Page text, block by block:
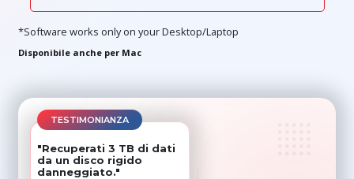
*Software works only on your Desktop/Laptop
Disponibile anche per Mac
TESTIMONIANZA
"Recuperati 3 TB di dati
da un disco rigido
danneggiato."